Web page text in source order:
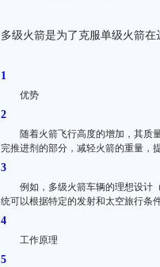
多级火箭是为了克服单级火箭在
优势
随着火箭飞行高度的增加，其质
完推进剂的部分，减轻火箭的重量，
例如，多级火箭车辆的理想设计
统可以根据特定的发射和太空旅行条
工作原理